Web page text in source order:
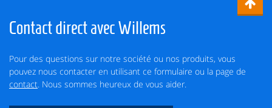
Contact direct avec Willems
Pour des questions sur notre société ou nos produits, vous
pouvez nous contacter en utilisant ce formulaire ou la page de
contact . Nous sommes heureux de vous aider.